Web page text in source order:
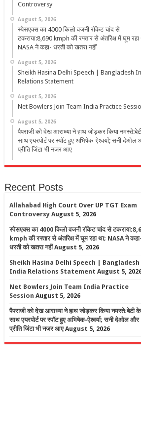
Controversy
August 5, 2026
स्पेसएक्स का 4000 किलो वजनी रॉकेट चांद से
टकराया:8,690 kmph की रफ्तार से अंतरिक्ष में घूम रहा
NASA ने कहा- धरती को खतरा नहीं
August 5, 2026
Sheikh Hasina Delhi Speech | Bangladesh
Relations Statement
August 5, 2026
Net Bowlers Join Team India Practice
August 5, 2026
पैपराजी को देख आराध्या ने हाथ जोड़कर किया
साथ एयरपोर्ट पर स्पॉट हुए अभिषेक-ऐश्वर्या; सनी देओल
प्रीति जिंटा भी नजर आए
Recent Posts
Allahabad High Court Over UP TGT Exam
Controversy August 5, 2026
स्पेसएक्स का 4000 किलो वजनी रॉकेट चांद से
kmph की रफ्तार से अंतरिक्ष में घूम रहा था; NASA ने कहा-
धरती को खतरा नहीं August 5, 2026
Sheikh Hasina Delhi Speech | Bangladesh
India Relations Statement August 5,
Net Bowlers Join Team India Practice
Session August 5, 2026
पैपराजी को देख आराध्या ने हाथ जोड़कर किया नमस्ते:बेटी के
साथ एयरपोर्ट पर स्पॉट हुए अभिषेक-ऐश्वर्या; सनी देओल और
प्रीति जिंटा भी नजर आए August 5, 2026